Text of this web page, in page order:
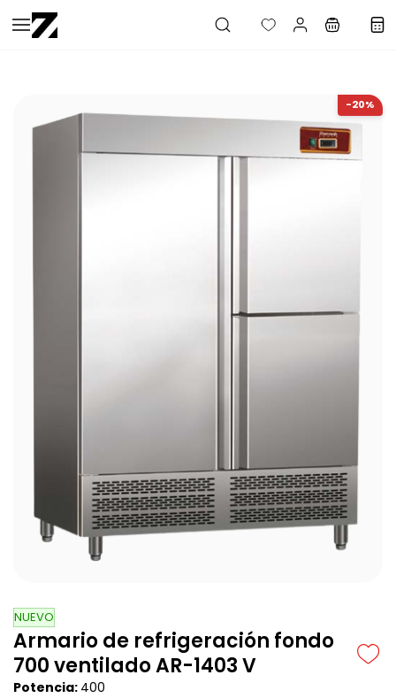
Saltar al
contenido
-20%
NUEVO
Armario de refrigeración fondo
700 ventilado AR-1403 V
Potencia: 400